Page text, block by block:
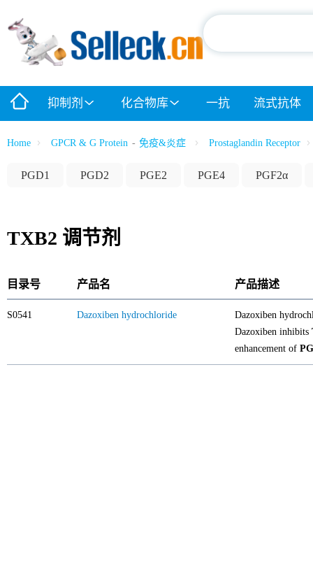
抑制剂 化合物库 一抗 流式抗体
Home GPCR & G Protein - 免疫&炎症 Prostaglandin Receptor
PGD1 PGD2 PGE2 PGE4 PGF2α
TXB2 调节剂
目录号 产品名 产品描述
S0541 Dazoxiben hydrochloride
Dazoxiben
Dazoxiben inhibits
enhancement of